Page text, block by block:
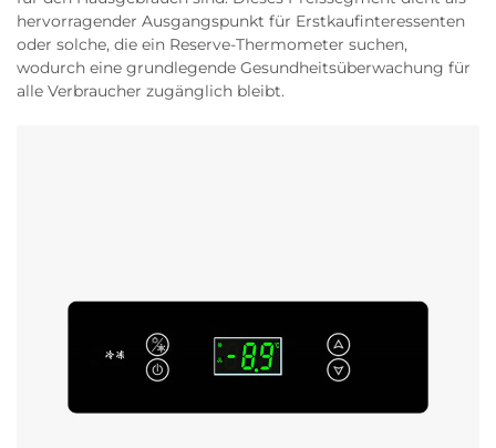
hervorragender Ausgangspunkt für Erstkaufinteressenten
oder solche, die ein Reserve-Thermometer suchen,
wodurch eine grundlegende Gesundheitsüberwachung für
alle Verbraucher zugänglich bleibt.